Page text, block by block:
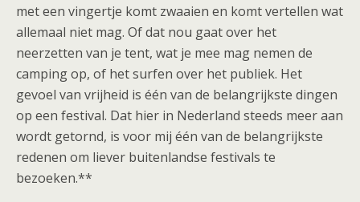
met een vingertje komt zwaaien en komt vertellen wat
allemaal niet mag. Of dat nou gaat over het
neerzetten van je tent, wat je mee mag nemen de
camping op, of het surfen over het publiek. Het
gevoel van vrijheid is één van de belangrijkste dingen
op een festival. Dat hier in Nederland steeds meer aan
wordt getornd, is voor mij één van de belangrijkste
redenen om liever buitenlandse festivals te
bezoeken.**